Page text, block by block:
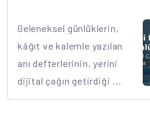
Geleneksel günlüklerin,
kâğıt ve kalemle yazılan
anı defterlerinin, yerini
dijital çağın getirdiği ...